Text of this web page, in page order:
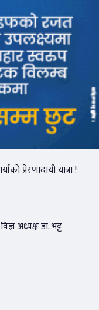
प्रेरणादायी यात्रा !
अध्यक्ष डा. भट्ट